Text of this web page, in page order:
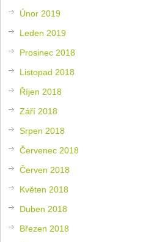
Únor 2019
Leden 2019
Prosinec 2018
Listopad 2018
Říjen 2018
Září 2018
Srpen 2018
Červenec 2018
Červen 2018
Květen 2018
Duben 2018
Březen 2018